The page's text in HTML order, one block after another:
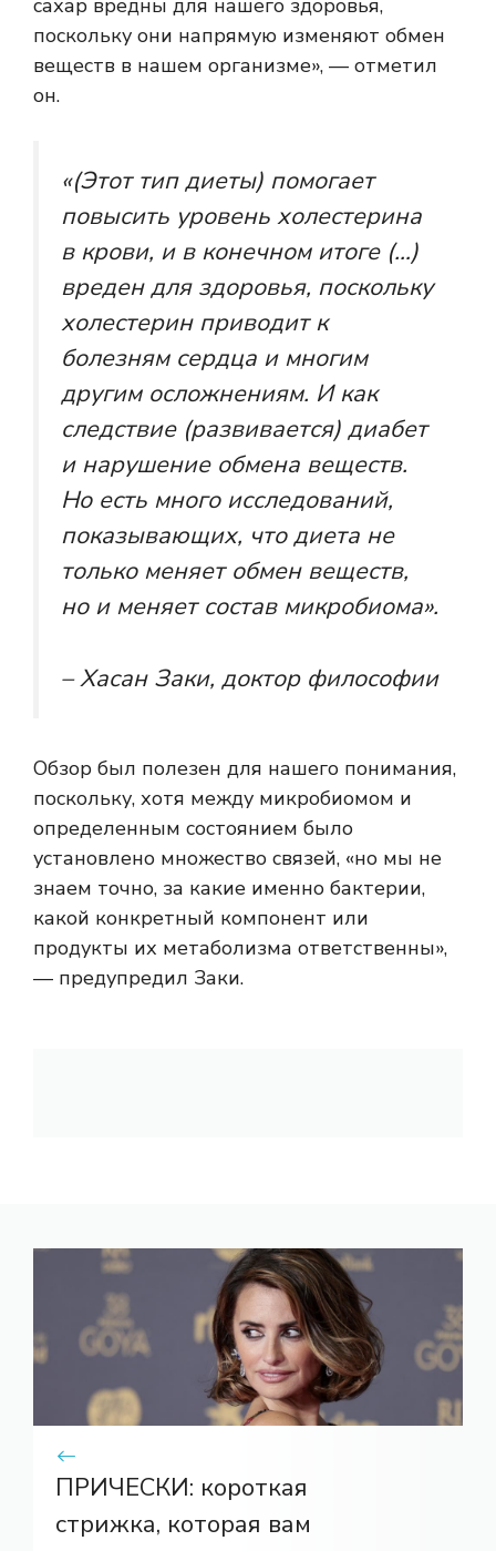
сахар вредны для нашего здоровья,
поскольку они напрямую изменяют обмен
веществ в нашем организме», — отметил
он.
«(Этот тип диеты) помогает
повысить уровень холестерина
в крови, и в конечном итоге (…)
вреден для здоровья, поскольку
холестерин приводит к
болезням сердца и многим
другим осложнениям. И как
следствие (развивается) диабет
и нарушение обмена веществ.
Но есть много исследований,
показывающих, что диета не
только меняет обмен веществ,
но и меняет состав микробиома».
– Хасан Заки, доктор философии
Обзор был полезен для нашего понимания,
поскольку, хотя между микробиомом и
определенным состоянием было
установлено множество связей, «но мы не
знаем точно, за какие именно бактерии,
какой конкретный компонент или
продукты их метаболизма ответственны»,
— предупредил Заки.
ПРИЧЕСКИ: короткая
стрижка, которая вам